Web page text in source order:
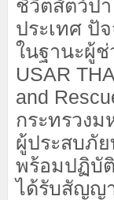
ชีวิตสัตว์ป่
ประเทศ ปั
ในฐานะผู้
USAR
and
กระทรวง
ผู้ประสบภัย
พร้อมปฏิบั
ได้รับสัญญ